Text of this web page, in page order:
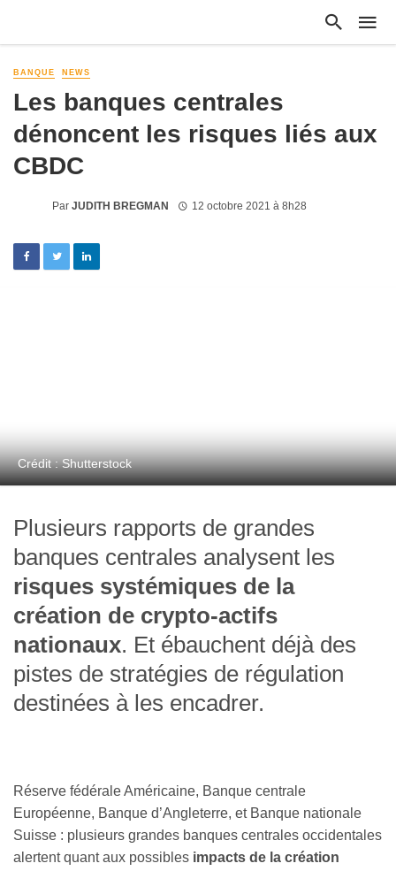
BANQUE NEWS
Les banques centrales
dénoncent les risques liés aux
CBDC
Par JUDITH BREGMAN 12 octobre 2021 à 8h28
Crédit : Shutterstock
Plusieurs rapports de grandes
banques centrales analysent les
risques systémiques de la
création de crypto-actifs
nationaux. Et ébauchent déjà des
pistes de stratégies de régulation
destinées à les encadrer.
Réserve fédérale Américaine, Banque centrale
Européenne, Banque d’Angleterre, et Banque nationale
Suisse : plusieurs grandes banques centrales occidentales
alertent quant aux possibles impacts de la création